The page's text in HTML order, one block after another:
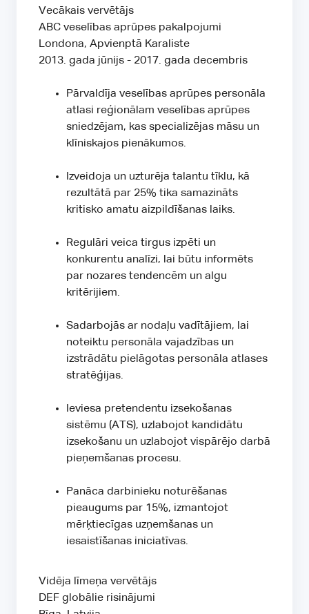
Vecākais vervētājs
ABC veselības aprūpes pakalpojumi
Londona, Apvienptā Karaliste
2013. gada jūnijs - 2017. gada decembris
Pārvaldīja veselības aprūpes personāla
atlasi reģionālam veselības aprūpes
sniedzējam, kas specializējas māsu un
klīniskajos pienākumos.
Izveidoja un uzturēja talantu tīklu, kā
rezultātā par 25% tika samazināts
kritisko amatu aizpildīšanas laiks.
Regulāri veica tirgus izpēti un
konkurentu analīzi, lai būtu informēts
par nozares tendencēm un algu
kritērijiem.
Sadarbojās ar nodaļu vadītājiem, lai
noteiktu personāla vajadzības un
izstrādātu pielāgotas personāla atlases
stratēģijas.
Ieviesa pretendentu izsekošanas
sistēmu (ATS), uzlabojot kandidātu
izsekošanu un uzlabojot vispārējo darbā
pieņemšanas procesu.
Panāca darbinieku noturēšanas
pieaugums par 15%, izmantojot
mērķtiecīgas uzņemšanas un
iesaistīšanas iniciatīvas.
Vidēja līmeņa vervētājs
DEF globālie risinājumi